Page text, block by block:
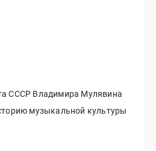
СССР Владимира Мулявина
музыкальной культуры